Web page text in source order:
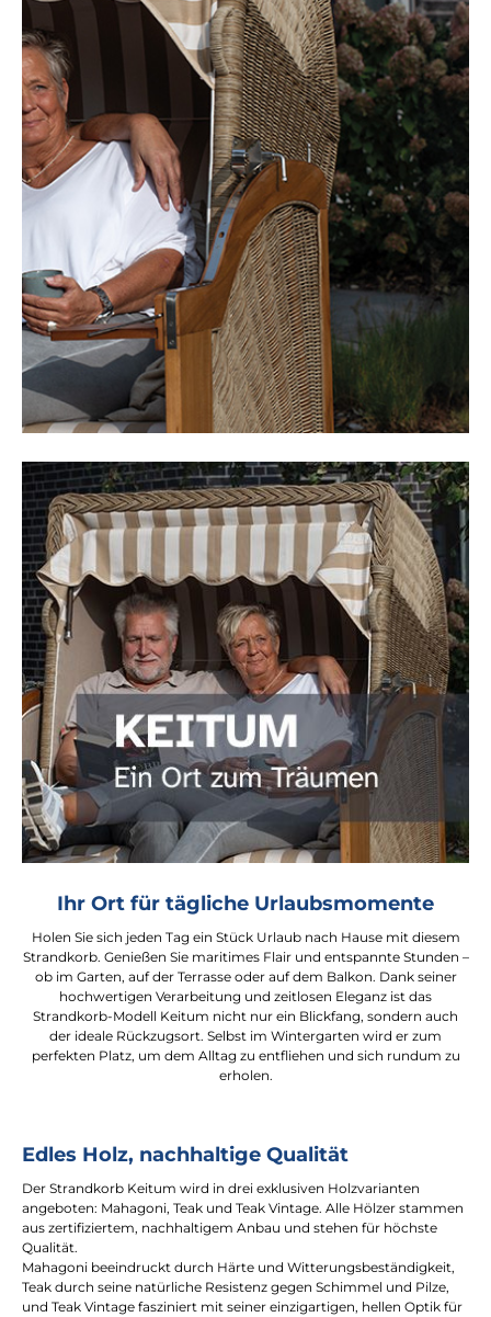
Ihr Ort für tägliche Urlaubsmomente
Holen Sie sich jeden Tag ein Stück Urlaub nach Hause mit diesem
Strandkorb. Genießen Sie maritimes Flair und entspannte Stunden –
ob im Garten, auf der Terrasse oder auf dem Balkon. Dank seiner
hochwertigen Verarbeitung und zeitlosen Eleganz ist das
Strandkorb-Modell Keitum nicht nur ein Blickfang, sondern auch
der ideale Rückzugsort. Selbst im Wintergarten wird er zum
perfekten Platz, um dem Alltag zu entfliehen und sich rundum zu
erholen.
Edles Holz, nachhaltige Qualität
Der Strandkorb Keitum wird in drei exklusiven Holzvarianten
angeboten: Mahagoni, Teak und Teak Vintage. Alle Hölzer stammen
aus zertifiziertem, nachhaltigem Anbau und stehen für höchste
Qualität.
Mahagoni beeindruckt durch Härte und Witterungsbeständigkeit,
Teak durch seine natürliche Resistenz gegen Schimmel und Pilze,
und Teak Vintage fasziniert mit seiner einzigartigen, hellen Optik für